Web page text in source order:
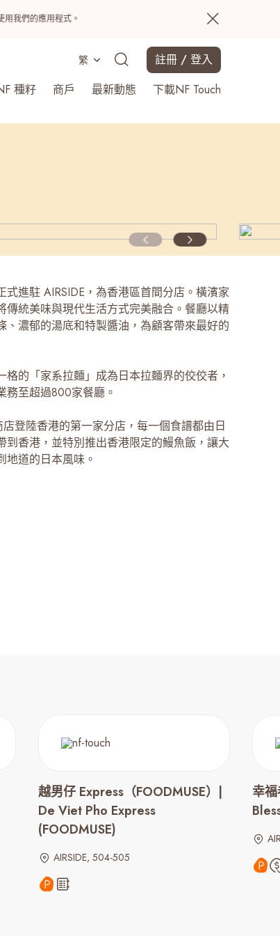
我們的應用程式。
繁
註冊 / 登入
種籽 商戶 最新動態 下載NF Touch
式進駐 AIRSIDE，為香港區首間分店。橫濱家
傳統美味與現代生活方式完美融合。餐廳以精
、濃郁的湯底和特製醬油，為顧客帶來最好的
格的「家系拉麵」成為日本拉麵界的佼佼者，
務至超過800家餐廳。
店登陸香港的第一家分店，每一個食譜都由日
到香港，並特別推出香港限定的鰻魚飯，讓大
地道的日本風味。
越男仔 Express（FOODMUSE）|
De Viet Pho Express
(FOODMUSE)
AIRSIDE, 504-505
幸